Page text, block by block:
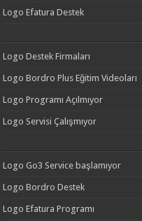
Logo Efatura Destek
Logo Destek Firmaları
Logo Bordro Plus Eğitim Videoları
Logo Programı Açılmıyor
Logo Servisi Çalışmıyor
Logo Go3 Service başlamıyor
Logo Bordro Destek
Logo Efatura Programı